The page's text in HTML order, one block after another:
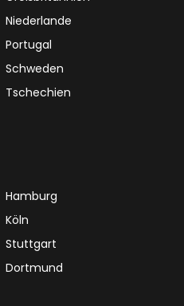
Niederlande
Portugal
Schweden
Tschechien
Hamburg
Köln
Stuttgart
Dortmund